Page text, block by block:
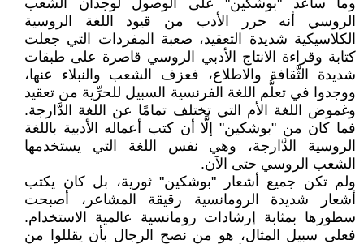
وما ساعد "بوشكين" على الوصول لوجدان الشعب
الروسي أنه حرر الأدب من قيود اللغة الروسية
الكلاسيكية شديدة التعقيد، صعبة المفردات التي جعلت
كتابة وقراءة الانتاج الأدبي الروسي قاصرة على طبقات
شديدة الثَّقافة والاطلاع، فعزف الشعب والنبلاء عنها،
ووجدوا في تعلُّم اللغة الفرنسية السبيل للحرِّية من تعقيد
وغموض اللغة الأم التي تختلف تمامًا عن اللغة الدَّارجة.
فما كان من "بوشكين" إلَّا أن كتب أعماله الأدبية باللغة
الروسية الدَّارجة، وهي نفس اللغة التي يستخدمها
الشعب الروسي حتى الآن.
ولم تكن جميع أشعار "بوشكين" ثورية، بل كان يكتب
أشعار شديدة الرومانسية رقيقة المشاعر، أصبحت
سطورها بمثابة إرشادات رومانسية عالمية الاستخدام.
فعلى سبيل المثال، هو من نصح الرجال بأن يقللوا من